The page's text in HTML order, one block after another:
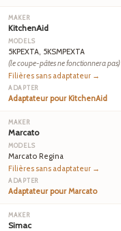
KitchenAid
5KPEXTA, 5KSMPEXTA
(le coupe-pâtes ne fonctionnera pas)
Filières sans adaptateur →
Adaptateur pour KitchenAid
Marcato
Marcato Regina
Filières sans adaptateur →
Adaptateur pour Marcato
Simac